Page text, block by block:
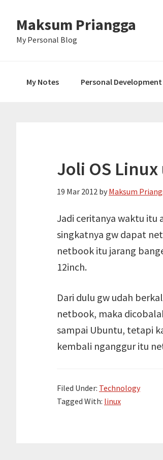
primary
main
primary
Maksum Priangga
My Personal Blog
My Notes Personal Development
Joli OS
19 Mar 2012 by Maksum
Jadi ceritanya waktu itu
singkatnya gw dapat
netbook itu jarang
12inch.
Dari dulu gw udah
netbook, maka
sampai Ubuntu, tetapi
kembali nganggur itu
Filed Under: Technology
Tagged With: linux